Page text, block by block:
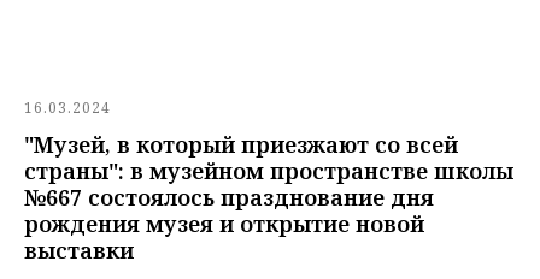
16.03.2024
"Музей, в который приезжают со всей
страны": в музейном пространстве школы
№667 состоялось празднование дня
рождения музея и открытие новой
выставки